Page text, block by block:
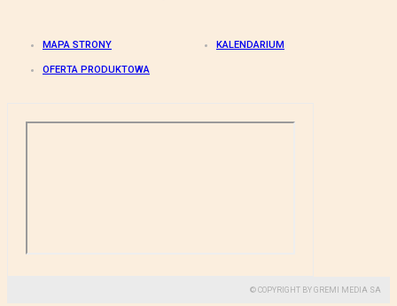
MAPA STRONY KALENDARIUM
OFERTA PRODUKTOWA
© COPYRIGHT BY GREMI MEDIA SA